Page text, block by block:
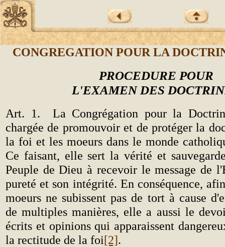
CONGREGATION POUR LA
PROCEDURE POUR
L'EXAMEN DES
Art. 1.
La Congrégation pour la
chargée de promouvoir et de protéger la
la foi et les moeurs dans le monde
Ce faisant, elle sert la vérité et
Peuple de Dieu à recevoir le message de
pureté et son intégrité. En conséquence,
moeurs ne subissent pas de tort à cause
de multiples manières, elle a aussi le
écrits et opinions qui apparaissent
la rectitude de la foi[2].